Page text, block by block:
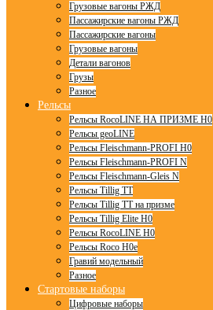
Грузовые вагоны РЖД
Пассажирские вагоны РЖД
Пассажирские вагоны
Грузовые вагоны
Детали вагонов
Грузы
Разное
Рельсы
Рельсы RocoLINE НА ПРИЗМЕ H0
Рельсы geoLINE
Рельсы Fleischmann-PROFI H0
Рельсы Fleischmann-PROFI N
Рельсы Fleischmann-Gleis N
Рельсы Tillig TT
Рельсы Tillig TT на призме
Рельсы Tillig Elite H0
Рельсы RocoLINE H0
Рельсы Roco H0e
Гравий модельный
Разное
Стартовые наборы
Цифровые наборы